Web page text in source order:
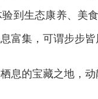
到生态康养、美
富集，可谓步步皆
息的宝藏之地，动